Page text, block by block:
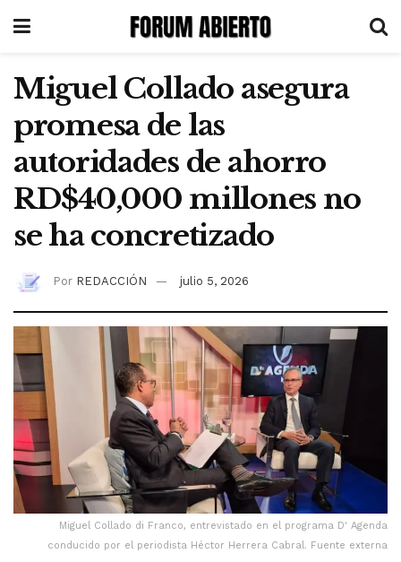
Miguel Collado asegura
promesa de las
autoridades de ahorro
RD$40,000 millones no
se ha concretizado
Por REDACCIÓN julio 5, 2026
Miguel Collado di Franco, entrevistado en el programa D' Agenda
conducido por el periodista Héctor Herrera Cabral. Fuente externa